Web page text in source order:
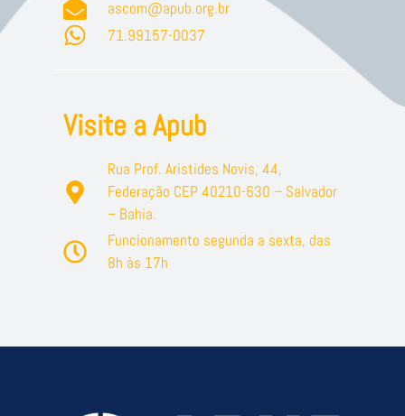
ascom@apub.org.br
71.99157-0037
Visite a Apub
Rua Prof. Aristides Novis, 44,
Federação CEP 40210-630 – Salvador
– Bahia.
Funcionamento segunda a sexta, das
8h às 17h